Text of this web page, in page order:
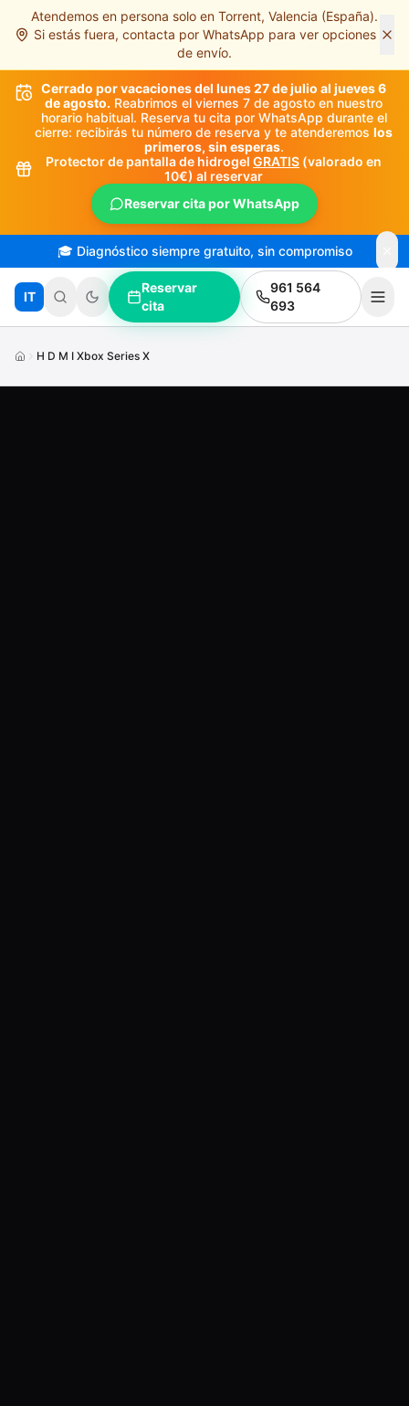
Saltar al contenido principal
Atendemos en persona solo en Torrent, Valencia (España).
Si estás fuera, contacta por WhatsApp para ver opciones
de envío.
Cerrado por vacaciones del lunes 27 de julio al jueves 6
de agosto. Reabrimos el viernes 7 de agosto en nuestro
horario habitual. Reserva tu cita por WhatsApp durante el
cierre: recibirás tu número de reserva y te atenderemos los
primeros, sin esperas.
Protector de pantalla de hidrogel GRATIS (valorado en
10€) al reservar
Reservar cita por WhatsApp
🎓 Diagnóstico siempre gratuito, sin compromiso
IT
Reservar
cita
961 564
693
H D M I Xbox Series X